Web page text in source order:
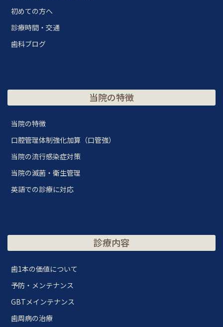
初めての方へ
診療時間・交通
歯科ブログ
当院の特徴
当院の特徴
口腔管理体制強化加算（口管強）
当院の流行感染症対策
当院の滅菌・衛生管理
英語での診療に対応
診療内容
歯1本の価値について
予防・メンテナンス
GBTメインテナンス
歯周病の治療